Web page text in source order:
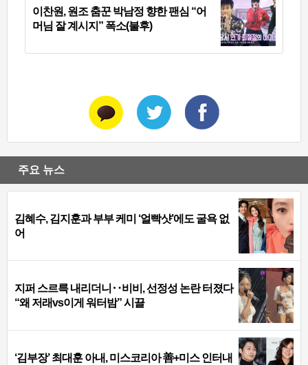
이찬원, 원조 춤꾼 박남정 향한 팬심 “어
머님 잘 계시지” 폭소(불후)
주요 뉴스
김혜수, 김지훈과 부부 케미 ‘얼빡샷’에도 굴욕 없
어
지퍼 스르륵 내리더니‥비비, 선정성 논란 터졌다
“왜 저래vs이게 워터밤” 시끌
‘김부장’ 최대훈 아내, 미스코리아 善+미스 인터내